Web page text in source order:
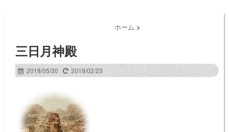
ホーム >
三日月神殿
2018/05/30 2019/02/23